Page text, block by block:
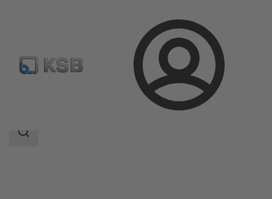
Aanmelding
Productcatalogus CHTRa
Zoekgebied